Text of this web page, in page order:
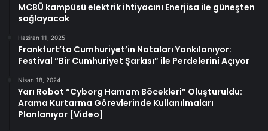
MCBÜ kampüsü elektrik ihtiyacını Enerjisa ile güneşten
sağlayacak
Haziran 11, 2025
Frankfurt’ta Cumhuriyet’in Notaları Yankılanıyor:
Festival “Bir Cumhuriyet Şarkısı” ile Perdelerini Açıyor
Nisan 18, 2024
Yarı Robot “Cyborg Hamam Böcekleri” Oluşturuldu:
Arama Kurtarma Görevlerinde Kullanılmaları
Planlanıyor [Video]